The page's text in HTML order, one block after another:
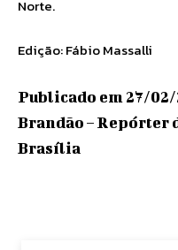
Norte.
Edição: Fábio Massalli
Publicado em 27/02/
Brandão – Repórter
Brasília